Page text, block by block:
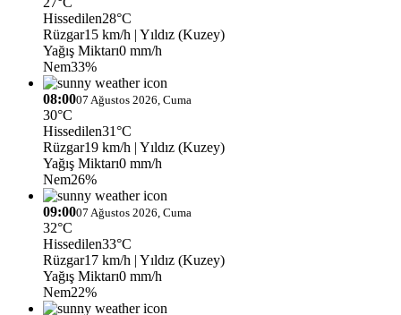
Hissedilen28°C
Rüzgar15 km/h | Yıldız (Kuzey)
Yağış Miktarı0 mm/h
Nem33%
08:0007 Ağustos 2026, Cuma
30°C
Hissedilen31°C
Rüzgar19 km/h | Yıldız (Kuzey)
Yağış Miktarı0 mm/h
Nem26%
09:0007 Ağustos 2026, Cuma
32°C
Hissedilen33°C
Rüzgar17 km/h | Yıldız (Kuzey)
Yağış Miktarı0 mm/h
Nem22%